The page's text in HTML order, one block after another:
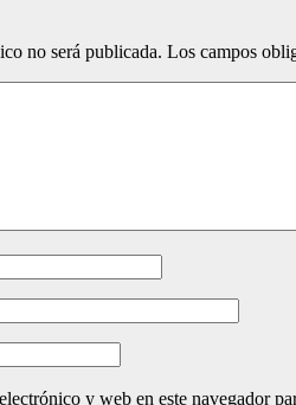
no será publicada. Los campos
y web en este navegador